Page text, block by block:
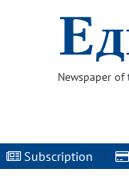
Newspaper
Subscription |